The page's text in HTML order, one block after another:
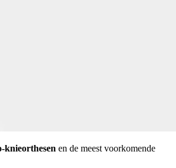
knieorthesen en de meest voorkomende